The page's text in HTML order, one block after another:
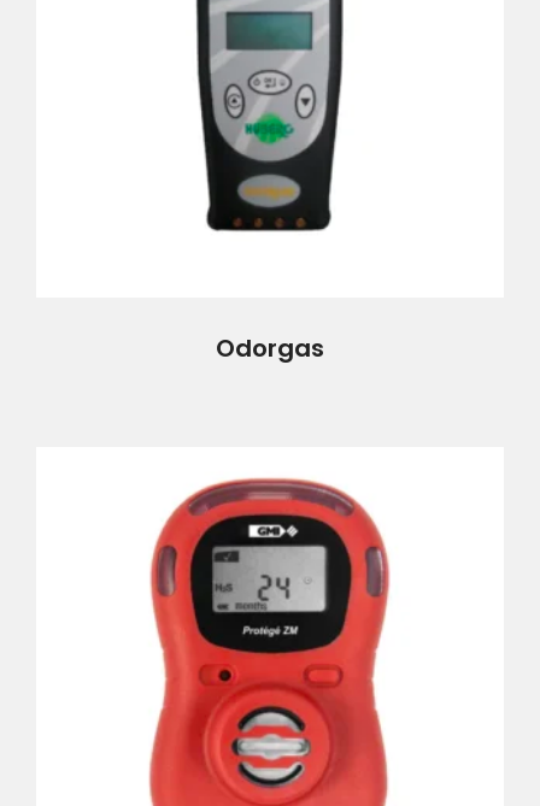
Odorgas